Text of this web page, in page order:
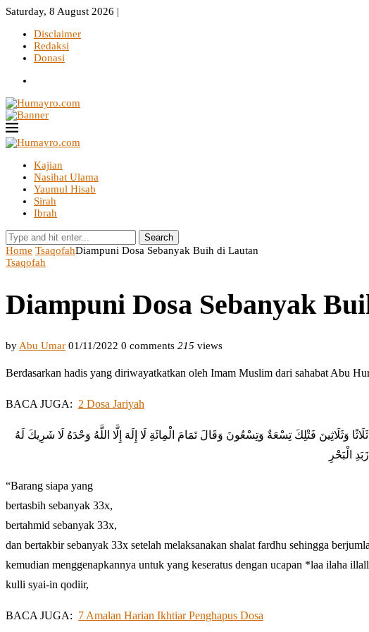
Saturday, 8 August 2026 |
Disclaimer
Redaksi
Donasi
Kajian
Nasihat Ulama
Yaumul Hisab
Sirah
Ibrah
Search
Home TsaqofahDiampuni Dosa Sebanyak Buih di Lautan
Tsaqofah
Diampuni Dosa Sebanyak
by Abu Umar 01/11/2022 0 comments 215 views
Berdasarkan hadis yang diriwayatkatkan oleh Imam Muslim dari sahabat Abu
BACA JUGA: 2 Dosa Jariyah
وَثَلَاثِينَ فَتْلِكَ تِسْعَةٌ وَتِسْعُونَ وَقَالَ تَمَامَ الْمِائَةِ لَا إِلَهَ إِلَّا اللَّهُ وَحْدَهُ لَا شَرِيكَ لَهُ
الْبَحْرِ
“Barang siapa yang
bertasbih sebanyak 33x,
bertahmid sebanyak 33x,
dan bertakbir sebanyak 33x setelah melaksanakan shalat fardhu sehingga
kemudian menggenapkannya untuk yang keseratus dengan ucapan *laa ilaha
kulli syai-in qodiir,
BACA JUGA: 7 Amalan Harian Ikhtiar Penghapus Dosa